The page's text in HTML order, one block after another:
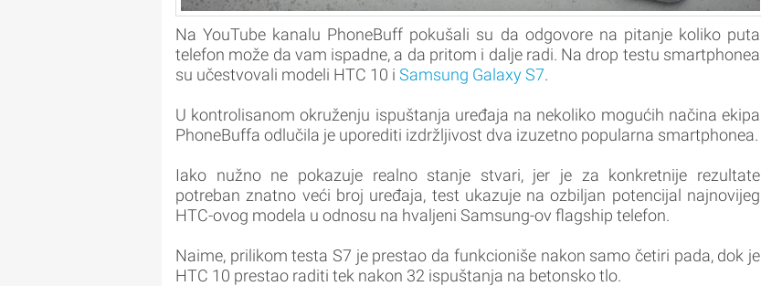
Na YouTube kanalu PhoneBuff pokušali su da odgovore na pitanje koliko puta
telefon može da vam ispadne, a da pritom i dalje radi. Na drop testu smartphonea
su učestvovali modeli HTC 10 i Samsung Galaxy S7.
U kontrolisanom okruženju ispuštanja uređaja na nekoliko mogućih načina ekipa
PhoneBuffa odlučila je uporediti izdržljivost dva izuzetno popularna smartphonea.
Iako nužno ne pokazuje realno stanje stvari, jer je za konkretnije rezultate
potreban znatno veći broj uređaja, test ukazuje na ozbiljan potencijal najnovijeg
HTC-ovog modela u odnosu na hvaljeni Samsung-ov flagship telefon.
Naime, prilikom testa S7 je prestao da funkcioniše nakon samo četiri pada, dok je
HTC 10 prestao raditi tek nakon 32 ispuštanja na betonsko tlo.